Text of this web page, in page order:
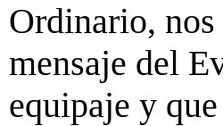
Ordinario,
mensaje del
equipaje y